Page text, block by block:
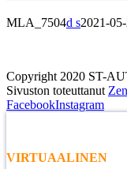
MLA_7504d s2021-
Copyright 2020 ST-
Sivuston toteuttanut
FacebookInstagram
VIRTUAALINEN